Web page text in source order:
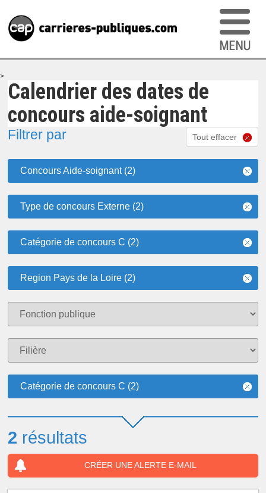
>
Calendrier des dates de
concours aide-soignant
Filtrer par Tout effacer
Concours Aide-soignant (2)
Type de concours Externe (2)
Catégorie de concours C (2)
Region Pays de la Loire (2)
Catégorie de concours C (2)
2 résultats
CRÉER UNE ALERTE E-MAIL